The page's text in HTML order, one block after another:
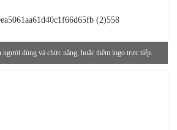
dùng và chức năng, hoặc thêm logo trực tiếp.